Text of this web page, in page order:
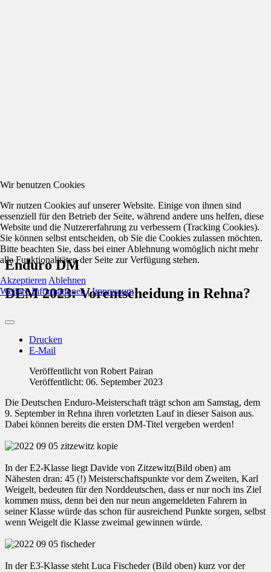
Enduro DM
DEM 2023: Vorentscheidung in Rehna?
Drucken
E-Mail
Veröffentlicht von Robert Pairan
Veröffentlicht: 06. September 2023
Die Deutschen Enduro-Meisterschaft trägt schon am Samstag, dem
9. September in Rehna ihren vorletzten Lauf in dieser Saison aus.
Dabei können bereits die ersten DM-Titel vergeben werden!
In der E2-Klasse liegt Davide von Zitzewitz(Bild oben) am
Nähesten dran: 45 (!) Meisterschaftspunkte vor dem Zweiten, Karl
Weigelt, bedeuten für den Norddeutschen, dass er nur noch ins Ziel
kommen muss, denn bei den nur neun angemeldeten Fahrern in
seiner Klasse würde das schon für ausreichend Punkte sorgen, selbst
wenn Weigelt die Klasse zweimal gewinnen würde.
In der E3-Klasse steht Luca Fischeder (Bild oben) kurz vor der
Wir benutzen Cookies
Wir nutzen Cookies auf unserer Website. Einige von ihnen sind
essenziell für den Betrieb der Seite, während andere uns helfen, diese
Website und die Nutzererfahrung zu verbessern (Tracking Cookies).
Sie können selbst entscheiden, ob Sie die Cookies zulassen möchten.
Bitte beachten Sie, dass bei einer Ablehnung womöglich nicht mehr
alle Funktionalitäten der Seite zur Verfügung stehen.
Akzeptieren Ablehnen
Weitere Informationen|Impressum